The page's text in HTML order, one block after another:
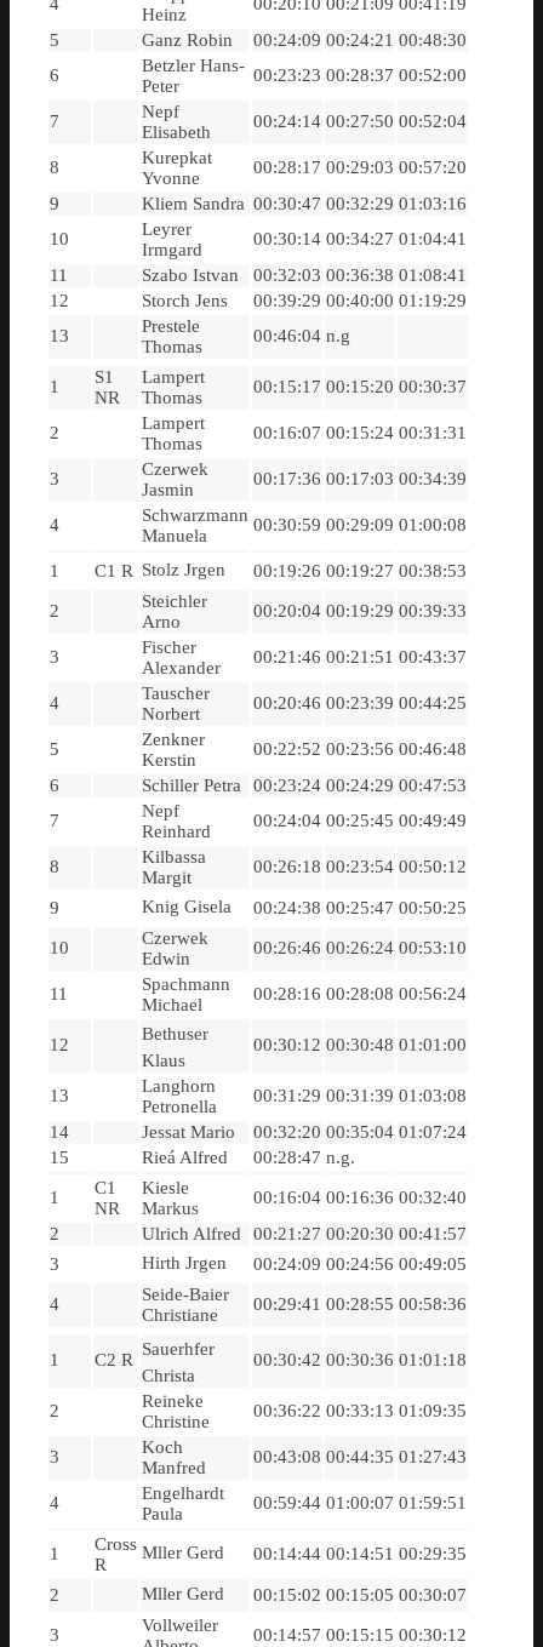
4
Heinz
00:20:10 00:21:09 00:41:19
5
Ganz Robin 00:24:09 00:24:21 00:48:30
6
Betzler Hans-
Peter
00:23:23 00:28:37 00:52:00
7
Nepf
Elisabeth
00:24:14 00:27:50 00:52:04
8
Kurepkat
Yvonne
00:28:17 00:29:03 00:57:20
9
Kliem Sandra 00:30:47 00:32:29 01:03:16
10
Leyrer
Irmgard
00:30:14 00:34:27 01:04:41
11
Szabo Istvan 00:32:03 00:36:38 01:08:41
12
Storch Jens 00:39:29 00:40:00 01:19:29
13
Prestele
Thomas
00:46:04 n.g
1
S1
NR
Lampert
Thomas
00:15:17 00:15:20 00:30:37
2
Lampert
Thomas
00:16:07 00:15:24 00:31:31
3
Czerwek
Jasmin
00:17:36 00:17:03 00:34:39
4
Schwarzmann
Manuela
00:30:59 00:29:09 01:00:08
1 C1 R Stolz Jrgen 00:19:26 00:19:27 00:38:53
2
Steichler
Arno
00:20:04 00:19:29 00:39:33
3
Fischer
Alexander
00:21:46 00:21:51 00:43:37
4
Tauscher
Norbert
00:20:46 00:23:39 00:44:25
5
Zenkner
Kerstin
00:22:52 00:23:56 00:46:48
6
Schiller Petra 00:23:24 00:24:29 00:47:53
7
Nepf
Reinhard
00:24:04 00:25:45 00:49:49
8
Kilbassa
Margit
00:26:18 00:23:54 00:50:12
9 Knig Gisela 00:24:38 00:25:47 00:50:25
10
Czerwek
Edwin
00:26:46 00:26:24 00:53:10
11
Spachmann
Michael
00:28:16 00:28:08 00:56:24
12
Bethuser
Klaus
00:30:12 00:30:48 01:01:00
13
Langhorn
Petronella
00:31:29 00:31:39 01:03:08
14
Jessat Mario 00:32:20 00:35:04 01:07:24
15
Rieá Alfred 00:28:47 n.g.
1
C1
NR
Kiesle
Markus
00:16:04 00:16:36 00:32:40
2
Ulrich Alfred 00:21:27 00:20:30 00:41:57
3
Hirth Jrgen 00:24:09 00:24:56 00:49:05
4
Seide-Baier
Christiane
00:29:41 00:28:55 00:58:36
1 C2 R
Sauerhfer
Christa
00:30:42 00:30:36 01:01:18
2
Reineke
Christine
00:36:22 00:33:13 01:09:35
3
Koch
Manfred
00:43:08 00:44:35 01:27:43
4
Engelhardt
Paula
00:59:44 01:00:07 01:59:51
1
Cross
R
Mller Gerd 00:14:44 00:14:51 00:29:35
2 Mller Gerd 00:15:02 00:15:05 00:30:07
3
Vollweiler
00:14:57 00:15:15 00:30:12